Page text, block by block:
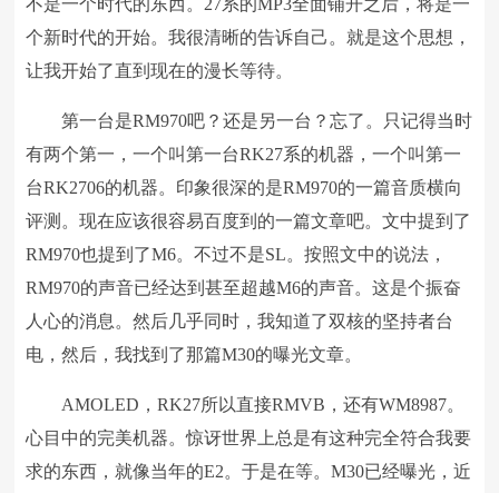
不是一个时代的东西。27系的MP3全面铺开之后，将是一
个新时代的开始。我很清晰的告诉自己。就是这个思想，
让我开始了直到现在的漫长等待。
第一台是RM970吧？还是另一台？忘了。只记得当时
有两个第一，一个叫第一台RK27系的机器，一个叫第一
台RK2706的机器。印象很深的是RM970的一篇音质横向
评测。现在应该很容易百度到的一篇文章吧。文中提到了
RM970也提到了M6。不过不是SL。按照文中的说法，
RM970的声音已经达到甚至超越M6的声音。这是个振奋
人心的消息。然后几乎同时，我知道了双核的坚持者台
电，然后，我找到了那篇M30的曝光文章。
AMOLED，RK27所以直接RMVB，还有WM8987。
心目中的完美机器。惊讶世界上总是有这种完全符合我要
求的东西，就像当年的E2。于是在等。M30已经曝光，近